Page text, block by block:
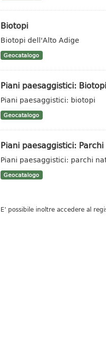
Biotopi
Biotopi dell'Alto Adige
Geocatalogo
Piani paesaggistici: Biotopi
Piani paesaggistici: biotopi
Geocatalogo
Piani paesaggistici:
Piani paesaggistici: parchi
Geocatalogo
E' possibile inoltre accedere al